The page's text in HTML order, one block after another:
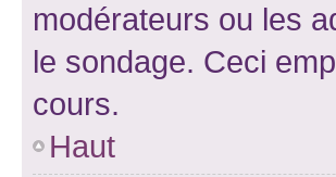
modérateurs ou les
le sondage. Ceci
cours.
Haut